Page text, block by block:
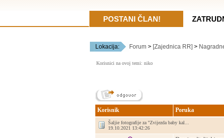
Lokacija: Forum> [Zajednica RR] >
Korisnici na ovoj temi: niko
Korisnik Poruka
Šaljie fotografije za "Zvijezda baby kal...
19.10.2021 13:42:26
POSTANI ČLAN!